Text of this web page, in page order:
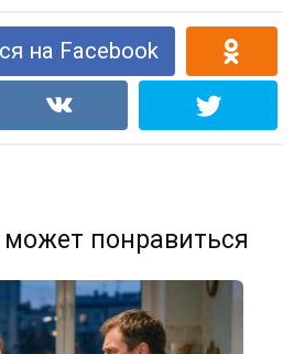
на Facebook
понравиться